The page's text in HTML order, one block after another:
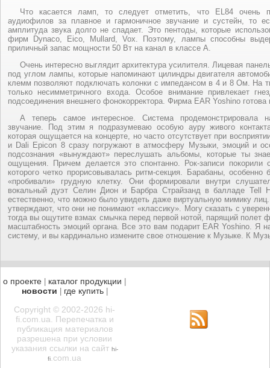
Что касается ламп, то следует отметить, что EL84 очень
аудиофилов за плавное и гармоничное звучание и сустейн, то
амплитуда звука долго не спадает. Это пентоды, которые
фирм Dynaco, Eico, Mullard, Vox. Поэтому, лампы способны
приличный запас мощности 50 Вт на канал в классе А.
Очень интересно выглядит архитектура усилителя. Лицевая
под углом лампы, которые напоминают цилиндры двигателя
клемм позволяют подключать колонки с импедансом в 4 и 8 Ом. На
только несимметричного входа. Особое внимание привлекает
подсоединения внешнего фонокорректора. Фирма EAR Yoshino
А теперь самое интересное. Система продемонстрировала
звучание. Под этим я подразумеваю особую ауру живого
которая ощущается на концерте, но часто отсутствует при
и Dali Epicon 8 сразу погружают в атмосферу Музыки, эмоций и
подсознания «вынуждают» переслушать альбомы, которые ты
ощущения. Причем делается это спонтанно. Рок-записи
которого четко прорисовывалась ритм-секция. Барабаны, особенно
«пробивали» грудную клетку. Они формировали внутри
вокальный дуэт Селин Дион и Барбра Страйзанд в балладе Tell
естественно, что можно было увидеть даже виртуальную мимику
утверждают, что они не понимают «классику». Могу сказать с
тогда вы ощутите взмах смычка перед первой нотой, парящий полет
масштабность эмоций органа. Все это вам подарит EAR Yoshino. Я
систему, и вы кардинально измените свое отношение к Музыке. К
о проекте каталог продукции
новости где купить|
Copyright © 2002-2026 hi-
fi.com.ua. Перепечатка и
публикация материалов
разрешена при условии
указания ссылки на сайт hi-
fi .com.ua